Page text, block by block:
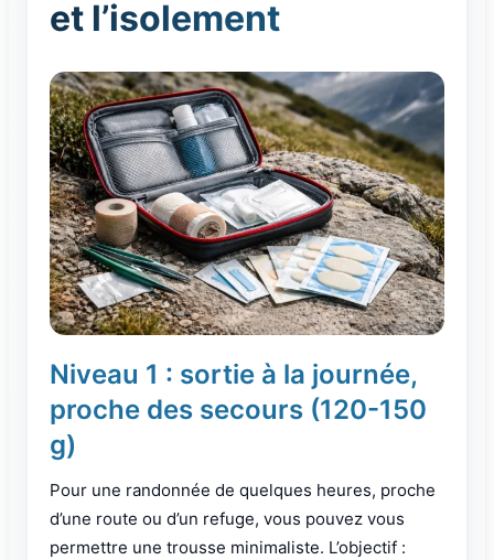
et l’isolement
Niveau 1 : sortie à la journée,
proche des secours (120-150
g)
Pour une randonnée de quelques heures, proche
d’une route ou d’un refuge, vous pouvez vous
permettre une trousse minimaliste. L’objectif :